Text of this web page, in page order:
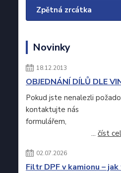
Zpětná zrcátka
Novinky
18.12.2013
OBJEDNÁNÍ DÍLŮ DLE
Pokud jste nenalezli
kontaktujte nás
... číst
02.07.2026
Filtr DPF v kamionu –